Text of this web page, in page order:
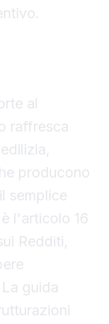
al
raffresca
producono
semplice
l'articolo 16
Redditi,
guida